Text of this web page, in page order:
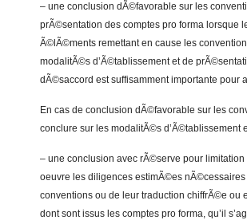
– une conclusion dÃ©favorable sur les
prÃ©sentation des comptes pro forma lorsque
Ã©lÃ©ments remettant en cause les
modalitÃ©s d’Ã©tablissement et de
dÃ©saccord est suffisamment importante pour
En cas de conclusion dÃ©favorable sur les
conclure sur les modalitÃ©s d’Ã©tablissement
– une conclusion avec rÃ©serve pour
oeuvre les diligences estimÃ©es
conventions ou de leur traduction chiffrÃ©e ou
dont sont issus les comptes pro forma, qu’il